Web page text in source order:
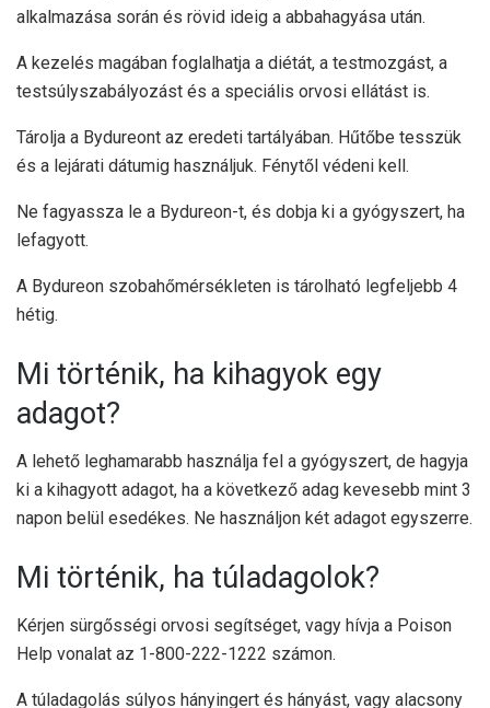
alkalmazása során és rövid ideig a abbahagyása után.
A kezelés magában foglalhatja a diétát, a testmozgást, a
testsúlyszabályozást és a speciális orvosi ellátást is.
Tárolja a Bydureont az eredeti tartályában. Hűtőbe tesszük
és a lejárati dátumig használjuk. Fénytől védeni kell.
Ne fagyassza le a Bydureon-t, és dobja ki a gyógyszert, ha
lefagyott.
A Bydureon szobahőmérsékleten is tárolható legfeljebb 4
hétig.
Mi történik, ha kihagyok egy
adagot?
A lehető leghamarabb használja fel a gyógyszert, de hagyja
ki a kihagyott adagot, ha a következő adag kevesebb mint 3
napon belül esedékes. Ne használjon két adagot egyszerre.
Mi történik, ha túladagolok?
Kérjen sürgősségi orvosi segítséget, vagy hívja a Poison
Help vonalat az 1-800-222-1222 számon.
A túladagolás súlyos hányingert és hányást, vagy alacsony